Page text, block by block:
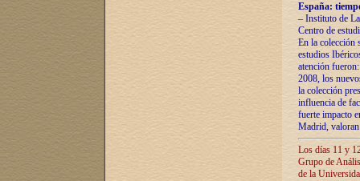
España:
– Instituto de
Centro de
En la colección
estudios
atención
2008, los
la colección
influencia de
fuerte impacto
Madrid,
Los días 11 y
Grupo de
de la